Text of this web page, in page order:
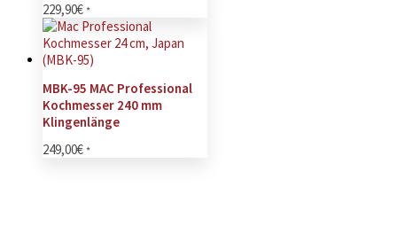
229,90€ *
MBK-95 MAC Professional
Kochmesser 240 mm
Klingenlänge
249,00€ *